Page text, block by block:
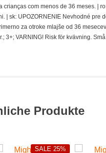
com menos de 36 meses. |
| sk: UPOZORNENIE Nevhodné pre
za otroke mlajše od 36
3+; VARNING! Risk för kvävning.
Produkte
SALE 25%